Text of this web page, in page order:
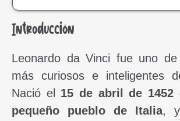
Introducción
Leonardo da Vinci fue uno
más curiosos e inteligentes
Nació el 15 de abril de 1452
pequeño pueblo de Italia, y